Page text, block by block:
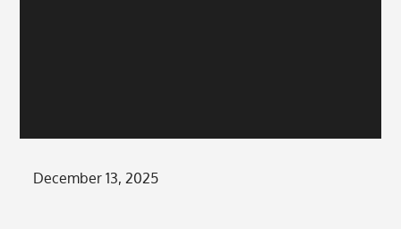
Posted
December 13, 2025